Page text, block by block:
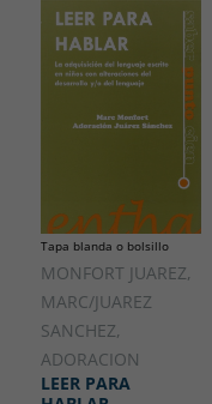
Tapa blanda o bolsillo
MONFORT JUAREZ,
MARC/JUAREZ
SANCHEZ,
ADORACION
LEER PARA